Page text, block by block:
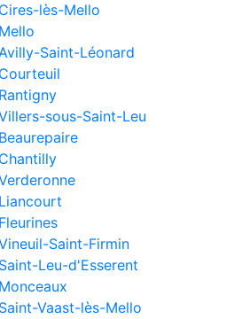
lès-Mello
Saint-Léonard
sous-Saint-Leu
Saint-Firmin
Leu-d'Esserent
Vaast-lès-Mello